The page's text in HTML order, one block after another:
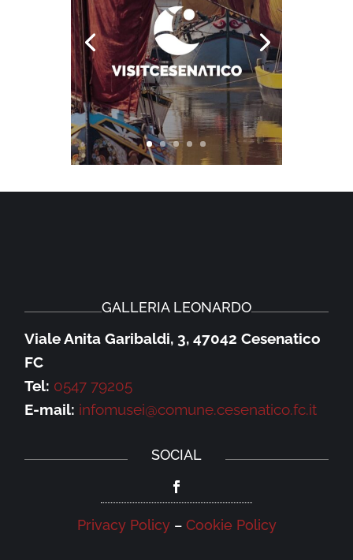
GALLERIA LEONARDO
Viale Anita Garibaldi, 3, 47042 Cesenatico
FC
Tel: 0547 79205
E-mail: infomusei@comune.cesenatico.fc.it
SOCIAL
Privacy Policy– Cookie Policy